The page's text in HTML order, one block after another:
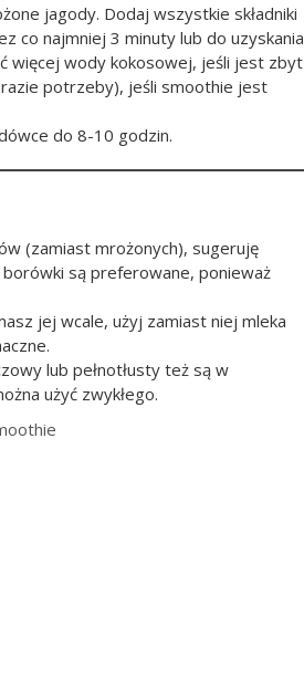
jagody. Dodaj wszystkie składniki
co najmniej 3 minuty lub do uzyskania
więcej wody kokosowej, jeśli jest zbyt
razie potrzeby), jeśli smoothie jest
do 8-10 godzin.
(zamiast mrożonych), sugeruję
borówki są preferowane, ponieważ
jej wcale, użyj zamiast niej mleka
lub pełnotłusty też są w
użyć zwykłego.